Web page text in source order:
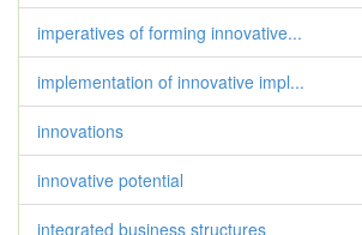
imperatives of forming innovative...
implementation of innovative impl...
innovations
innovative potential
integrated business structures